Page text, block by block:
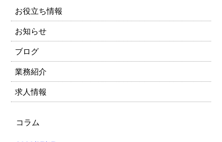
お役立ち情報
お知らせ
ブログ
業務紹介
求人情報
コラム